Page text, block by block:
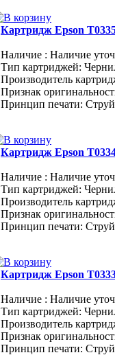
Картридж Epson
Наличие : Наличие
Тип картриджей:
Производитель
Признак
Принцип печати:
Картридж Epson
Наличие : Наличие
Тип картриджей:
Производитель
Признак
Принцип печати:
Картридж Epson
Наличие : Наличие
Тип картриджей:
Производитель
Признак
Принцип печати: